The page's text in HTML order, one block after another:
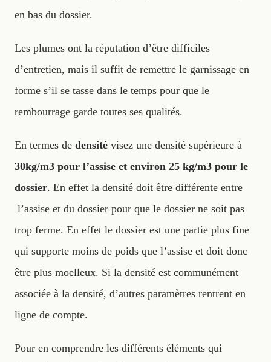
en bas du dossier.
Les plumes ont la réputation d’être difficiles
d’entretien, mais il suffit de remettre le garnissage en
forme s’il se tasse dans le temps pour que le
rembourrage garde toutes ses qualités.
En termes de densité visez une densité supérieure à
30kg/m3 pour l’assise et environ 25 kg/m3 pour le
dossier. En effet la densité doit être différente entre
l’assise et du dossier pour que le dossier ne soit pas
trop ferme. En effet le dossier est une partie plus fine
qui supporte moins de poids que l’assise et doit donc
être plus moelleux. Si la densité est communément
associée à la densité, d’autres paramètres rentrent en
ligne de compte.
Pour en comprendre les différents éléments qui